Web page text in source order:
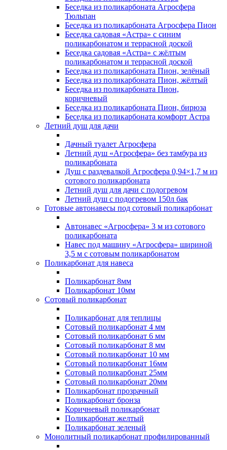
Беседка из поликарбоната Агросфера
Тюльпан
Беседка из поликарбоната Агросфера Пион
Беседка садовая «Астра» с синим
поликарбонатом и террасной доской
Беседка садовая «Астра» с жёлтым
поликарбонатом и террасной доской
Беседка из поликарбоната Пион, зелёный
Беседка из поликарбоната Пион, жёлтый
Беседка из поликарбоната Пион,
коричневый
Беседка из поликарбоната Пион, бирюза
Беседка из поликарбоната комфорт Астра
Летний душ для дачи
Дачный туалет Агросфера
Летний душ «Агросфера» без тамбура из
поликарбоната
Душ с раздевалкой Агросфера 0,94×1,7 м из
сотового поликарбоната
Летний душ для дачи с подогревом
Летний душ с подогревом 150л бак
Готовые автонавесы под сотовый поликарбонат
Автонавес «Агросфера» 3 м из сотового
поликарбоната
Навес под машину «Агросфера» шириной
3,5 м с сотовым поликарбонатом
Поликарбонат для навеса
Поликарбонат 8мм
Поликарбонат 10мм
Сотовый поликарбонат
Поликарбонат для теплицы
Сотовый поликарбонат 4 мм
Сотовый поликарбонат 6 мм
Сотовый поликарбонат 8 мм
Сотовый поликарбонат 10 мм
Сотовый поликарбонат 16мм
Сотовый поликарбонат 25мм
Сотовый поликарбонат 20мм
Поликарбонат прозрачный
Поликарбонат бронза
Коричневый поликарбонат
Поликарбонат желтый
Поликарбонат зеленый
Монолитный поликарбонат профилированный